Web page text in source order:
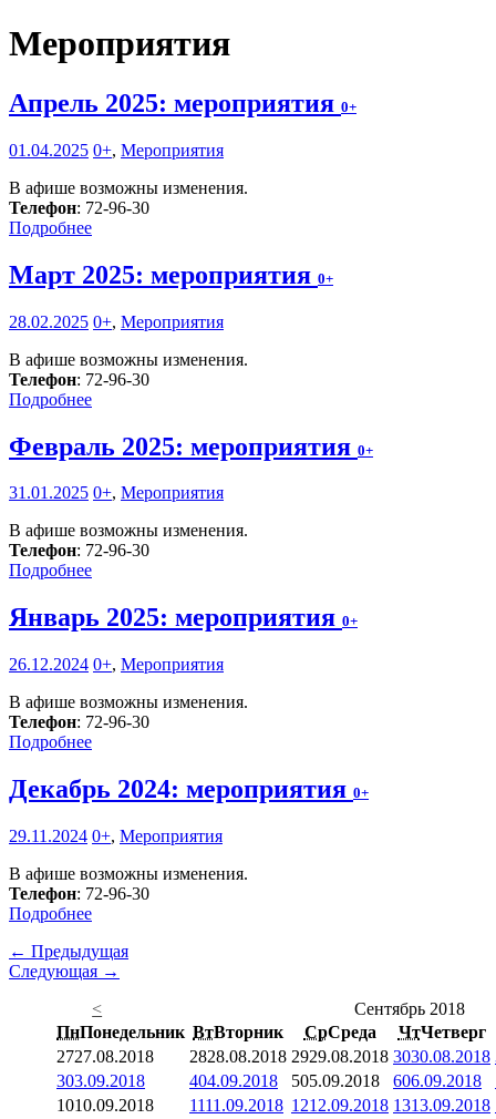
Мероприятия
Апрель 2025: мероприятия 0+
01.04.2025 0+, Мероприятия
В афише возможны изменения.
Телефон: 72-96-30
Подробнее
Март 2025: мероприятия 0+
28.02.2025 0+, Мероприятия
В афише возможны изменения.
Телефон: 72-96-30
Подробнее
Февраль 2025: мероприятия 0+
31.01.2025 0+, Мероприятия
В афише возможны изменения.
Телефон: 72-96-30
Подробнее
Январь 2025: мероприятия 0+
26.12.2024 0+, Мероприятия
В афише возможны изменения.
Телефон: 72-96-30
Подробнее
Декабрь 2024: мероприятия 0+
29.11.2024 0+, Мероприятия
В афише возможны изменения.
Телефон: 72-96-30
Подробнее
← Предыдущая
Следующая →
<
Сентябрь 2018
ПнПонедельник ВтВторник СрСреда ЧтЧетверг
2727.08.2018 2828.08.2018 2929.08.2018 3030.08.2018
303.09.2018 404.09.2018 505.09.2018 606.09.2018
1010.09.2018 1111.09.2018 1212.09.2018 1313.09.2018